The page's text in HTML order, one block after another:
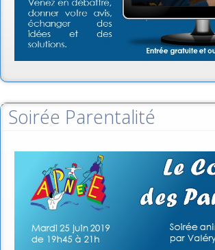
Soirée Parentalité